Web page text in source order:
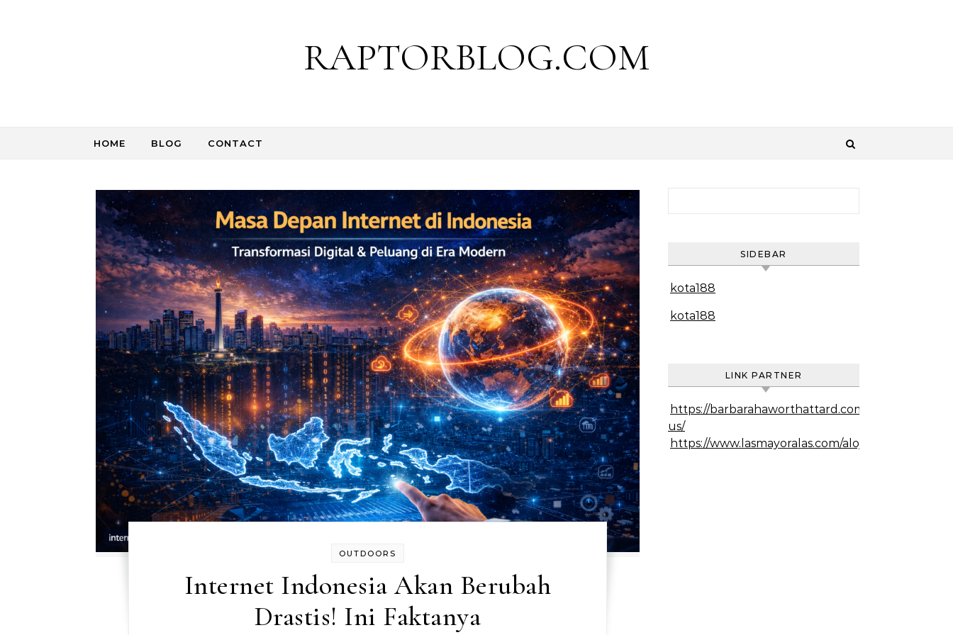
RAPTORBLOG.COM
HOME BLOG CONTACT
OUTDOORS
Internet Indonesia Akan Berubah
Drastis! Ini Faktanya
SIDEBAR
kota188
kota188
LINK PARTNER
https://barbarahaworthattard.com/about-
us/
https://www.lasmayoralas.com/alojamiento/